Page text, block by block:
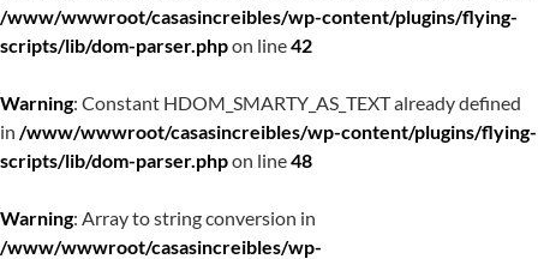
/www/wwwroot/casasincreibles/wp-content/plugins/flying-
scripts/lib/dom-parser.phpon line42
Warning: Constant HDOM_SMARTY_AS_TEXT already defined
in /www/wwwroot/casasincreibles/wp-content/plugins/flying-
scripts/lib/dom-parser.phpon line48
Warning: Array to string conversion in
/www/wwwroot/casasincreibles/wp-